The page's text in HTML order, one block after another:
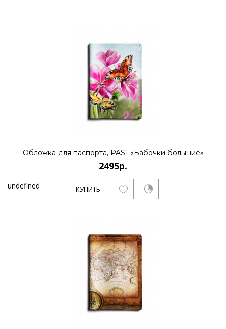
Обложка для паспорта, PAS1 «Бабочки большие»
2495р.
КУПИТЬ
undefined